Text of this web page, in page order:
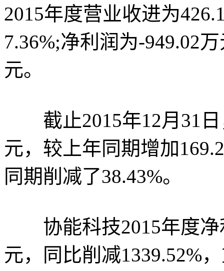
2015年度营业收进为
7.36%;净利润为-949.02
元。
截止2015年12月31日
元，较上年同期增加
同期削减了38.43%。
协能科技2015年度净
元，同比削减1339.52%